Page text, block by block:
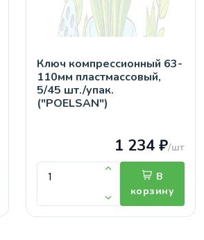
Ключ компрессионный 63-
110мм пластмассовый,
5/45 шт./упак.
("POELSAN")
1 234 ₽/шт
В
корзину